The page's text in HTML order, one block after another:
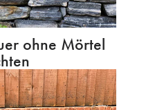
ohne Mörtel